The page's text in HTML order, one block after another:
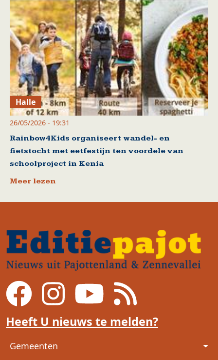
Halle
26/05/2026 - 19:31
Rainbow4Kids organiseert wandel- en
fietstocht met eetfestijn ten voordele van
schoolproject in Kenia
Meer lezen
Heeft U nieuws te melden?
Voet
Gemeenten